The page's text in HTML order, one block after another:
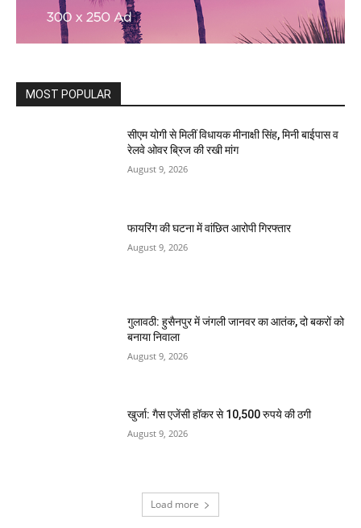
MOST POPULAR
सीएम योगी से मिलीं विधायक मीनाक्षी सिंह, मिनी बाईपास व
रेलवे ओवर ब्रिज की रखी मांग
August 9, 2026
फायरिंग की घटना में वांछित आरोपी गिरफ्तार
August 9, 2026
गुलावठी: हुसैनपुर में जंगली जानवर का आतंक, दो बकरों को
बनाया निवाला
August 9, 2026
खुर्जा: गैस एजेंसी हॉकर से 10,500 रुपये की ठगी
August 9, 2026
Load more